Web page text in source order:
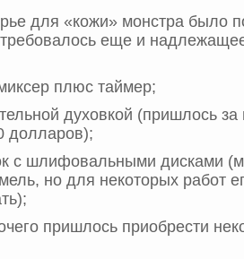
для «кожи» монстра было
еще и
плюс таймер;
духовкой (пришлось
долларов);
с шлифовальными дисками
но для некоторых работ
пришлось приобрести